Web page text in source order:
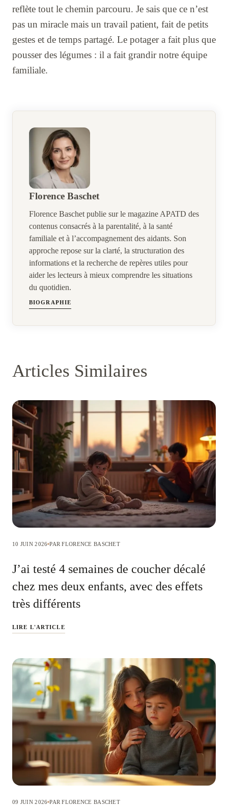
reflète tout le chemin parcouru. Je sais que ce n’est
pas un miracle mais un travail patient, fait de petits
gestes et de temps partagé. Le potager a fait plus que
pousser des légumes : il a fait grandir notre équipe
familiale.
Florence Baschet
Florence Baschet publie sur le magazine APATD des
contenus consacrés à la parentalité, à la santé
familiale et à l’accompagnement des aidants. Son
approche repose sur la clarté, la structuration des
informations et la recherche de repères utiles pour
aider les lecteurs à mieux comprendre les situations
du quotidien.
BIOGRAPHIE
Articles Similaires
10 JUIN 2026 PAR FLORENCE BASCHET
J’ai testé 4 semaines de coucher décalé
chez mes deux enfants, avec des effets
très différents
LIRE L'ARTICLE
09 JUIN 2026 PAR FLORENCE BASCHET